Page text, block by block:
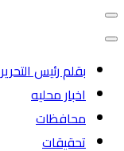
بقلم رئيس التحرير
اخبار محليه
محافظات
تحقيقات